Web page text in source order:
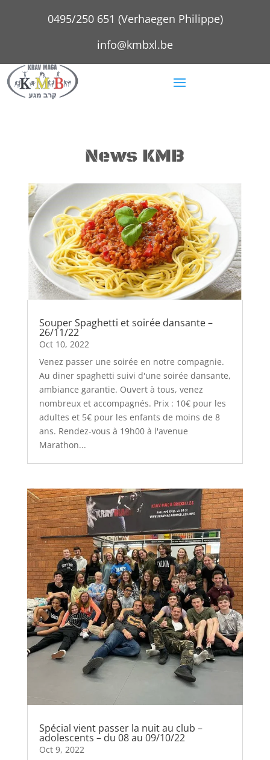
0495/250 651 (Verhaegen Philippe)
info@kmbxl.be
News KMB
Souper Spaghetti et soirée dansante –
26/11/22
Oct 10, 2022
Venez passer une soirée en notre compagnie.
Au diner spaghetti suivi d'une soirée dansante,
ambiance garantie. Ouvert à tous, venez
nombreux et accompagnés. Prix : 10€ pour les
adultes et 5€ pour les enfants de moins de 8
ans. Rendez-vous à 19h00 à l'avenue
Marathon...
Spécial vient passer la nuit au club –
adolescents – du 08 au 09/10/22
Oct 9, 2022